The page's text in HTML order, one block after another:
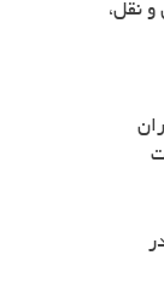
حمل و نقل،